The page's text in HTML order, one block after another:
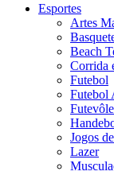
Esportes
Artes
Beach
Corrida
Futebol
Futebol
Jogos
Lazer